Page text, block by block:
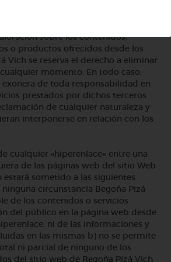
sobre los contenidos,
o productos ofrecidos desde los
Vich se reserva el derecho a eliminar
momento. En todo caso,
exonera de toda responsabilidad en
prestados por dichos terceros
de cualquier naturaleza y
interponerse en relación con los
cualquier «hiperenlace» entre una
de las páginas web del sitio Web
estará sometido a las siguientes
circunstancia Begoña Pizá
de los contenidos o servicios
del público en la página web desde
ni de las informaciones y
en las mismas b) no se permite
ni parcial de ninguno de los
del sitio web de Begoña Pizá Vich